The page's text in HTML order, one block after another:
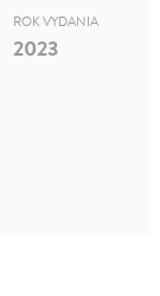
ROK VYDANIA
2023